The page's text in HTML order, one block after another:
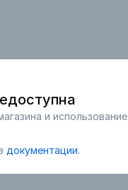
и использование
документации.